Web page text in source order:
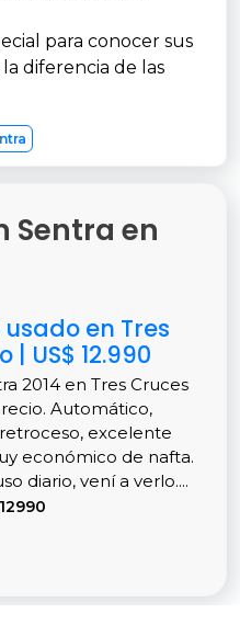
para conocer sus
diferencia de las
Sentra en
usado en Tres
US$ 12.990
2014 en Tres Cruces
Automático,
excelente
económico de nafta.
diario, vení a verlo....